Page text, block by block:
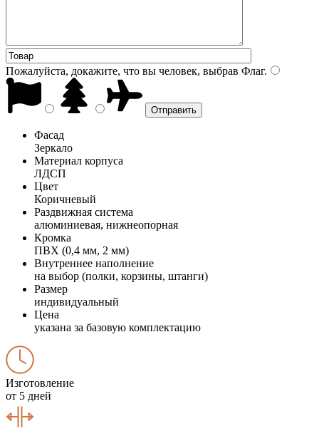
Пожалуйста, докажите, что вы человек, выбрав Флаг.
Фасад
Зеркало
Материал корпуса
ЛДСП
Цвет
Коричневый
Раздвижная система
алюминиевая, нижнеопорная
Кромка
ПВХ (0,4 мм, 2 мм)
Внутреннее наполнение
на выбор (полки, корзины, штанги)
Размер
индивидуальный
Цена
указана за базовую комплектацию
Изготовление
от 5 дней